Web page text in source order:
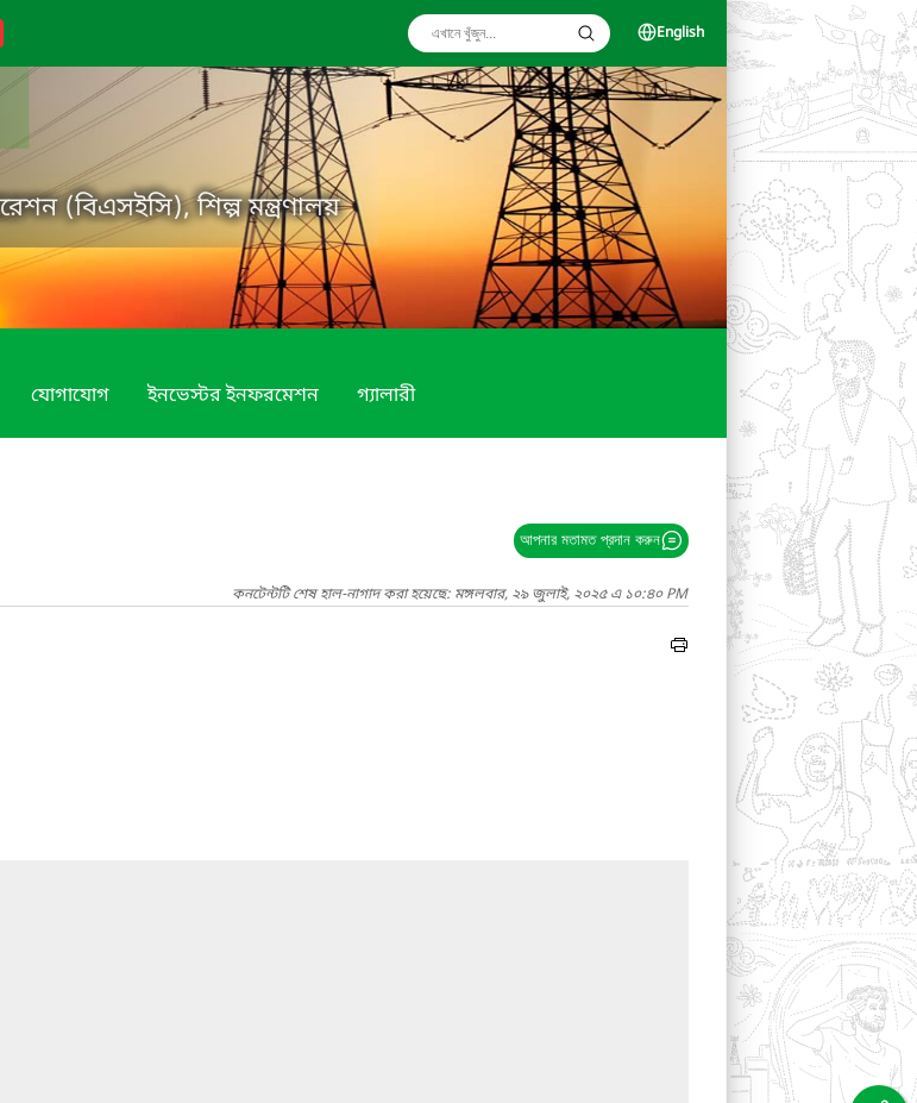
English
(বিএসইসি), শিল্প মন্ত্রণালয়
যোগাযোগ ইনভেস্টর ইনফরমেশন গ্যালারী
আপনার মতামত প্রদান করুন
কনটেন্টটি শেষ হাল-নাগাদ করা হয়েছে: মঙ্গলবার, ২৯ জুলাই, ২০২৫ এ ১০:৪০ PM